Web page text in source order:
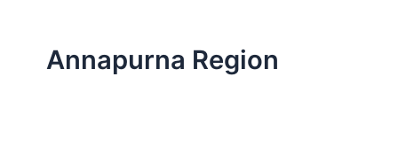
Annapurna Region